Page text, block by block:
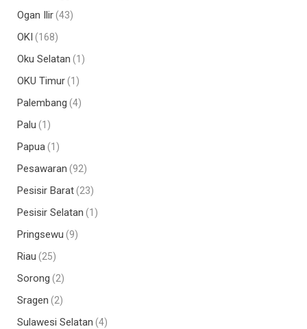
Ogan Ilir(43)
OKI (168)
Oku Selatan (1)
OKU Timur(1)
Palembang (4)
Palu (1)
Papua(1)
Pesawaran (92)
Pesisir Barat(23)
Pesisir Selatan (1)
Pringsewu (9)
Riau (25)
Sorong (2)
Sragen (2)
Sulawesi Selatan (4)